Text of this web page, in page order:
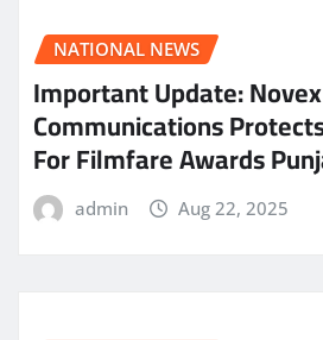
NATIONAL NEWS
Important Update: Novex
Communications
For Filmfare Awards
admin Aug 22, 2025